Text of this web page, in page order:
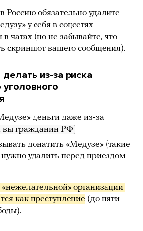
Россию обязательно удалите
у себя в соцсетях —
чатах (но не забывайте, что
скриншот вашего сообщения).
из-за риска
деньги даже из-за
вы гражданин РФ
донатить «Медузе» (такие
удалить перед приездом
организации
как преступление (до пяти